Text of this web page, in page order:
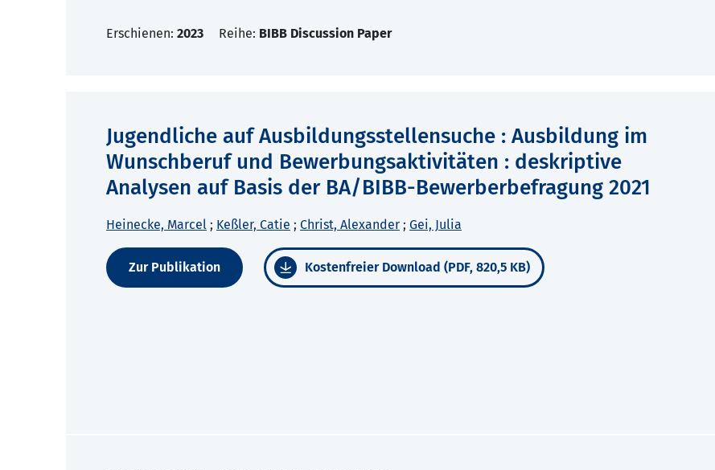
Erschienen: 2023 Reihe: BIBB Discussion Paper
Jugendliche auf Ausbildungsstellensuche : Ausbildung im
Wunschberuf und Bewerbungsaktivitäten : deskriptive
Analysen auf Basis der BA/BIBB-Bewerberbefragung 2021
Heinecke, Marcel ; Keßler, Catie ; Christ, Alexander ; Gei, Julia
Zur Publikation Kostenfreier Download (PDF, 820,5 KB)